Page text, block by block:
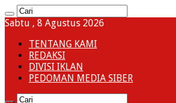
Sabtu , 8 Agustus 2026
TENTANG KAMI
REDAKSI
DIVISI IKLAN
PEDOMAN MEDIA SIBER